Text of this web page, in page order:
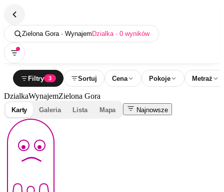
Zielona Gora · Wynajem Dzialka · 0 wyników
Filtry 3 Sortuj Cena Pokoje Metraż
DzialkaWynajemZielona Gora
Karty Galeria Lista Mapa Najnowsze